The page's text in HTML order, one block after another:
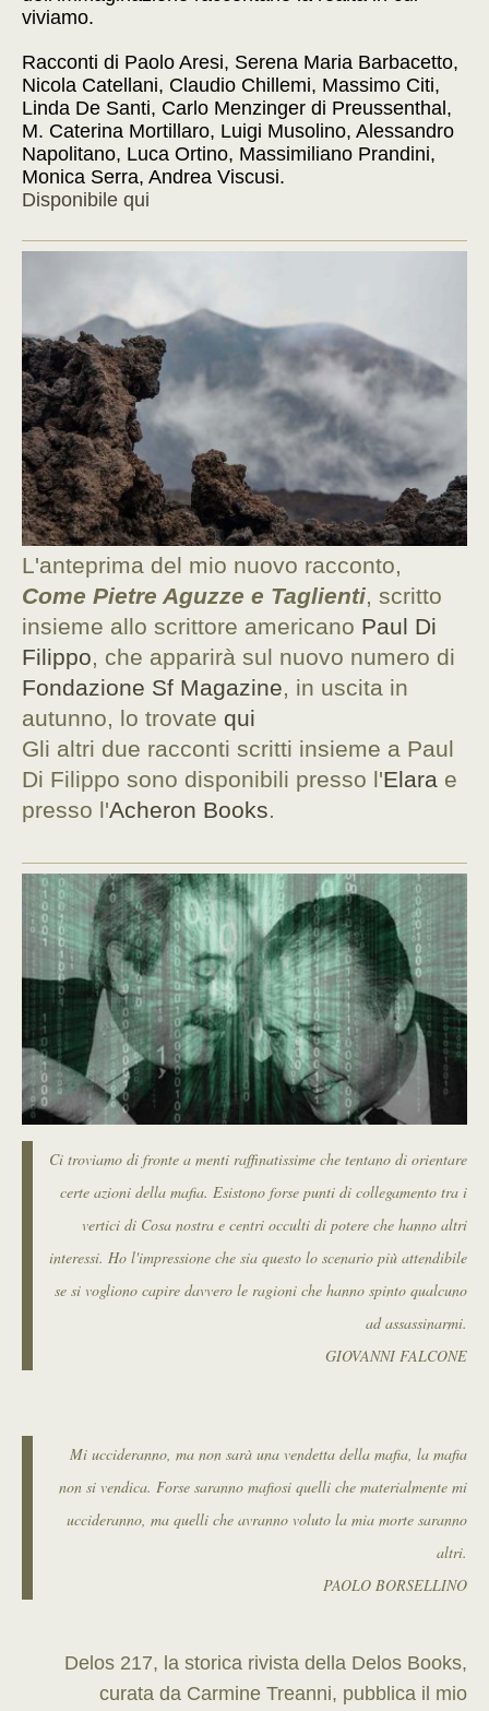
viviamo.
Racconti di Paolo Aresi, Serena Maria Barbacetto,
Nicola Catellani, Claudio Chillemi, Massimo Citi,
Linda De Santi, Carlo Menzinger di Preussenthal,
M. Caterina Mortillaro, Luigi Musolino, Alessandro
Napolitano, Luca Ortino, Massimiliano Prandini,
Monica Serra, Andrea Viscusi.
Disponibile qui
L'anteprima del mio nuovo racconto,
Come Pietre Aguzze e Taglienti , scritto
insieme allo scrittore americano Paul Di
Filippo , che apparirà sul nuovo numero di
Fondazione Sf Magazine , in uscita in
autunno, lo trovate qui
Gli altri due racconti scritti insieme a Paul
Di Filippo sono disponibili presso l'Elara e
presso l'Acheron Books
Ci troviamo di fronte a menti raffinatissime che tentano di orientare
certe azioni della mafia. Esistono forse punti di collegamento tra i
vertici di Cosa nostra e centri occulti di potere che hanno altri
interessi. Ho l'impressione che sia questo lo scenario più attendibile
se si vogliono capire davvero le ragioni che hanno spinto qualcuno
ad assassinarmi.
GIOVANNI FALCONE
Mi uccideranno, ma non sarà una vendetta della mafia, la mafia
non si vendica. Forse saranno mafiosi quelli che materialmente mi
uccideranno, ma quelli che avranno voluto la mia morte saranno
altri.
PAOLO BORSELLINO
Delos 217, la storica rivista della Delos Books,
curata da Carmine Treanni, pubblica il mio